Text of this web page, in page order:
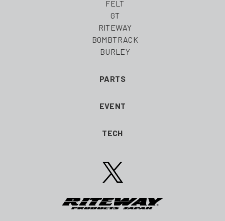
FELT
GT
RITEWAY
BOMBTRACK
BURLEY
PARTS
EVENT
TECH